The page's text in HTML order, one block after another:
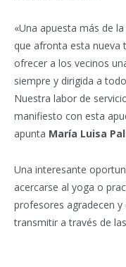
«Una apuesta más de
que afronta esta nueva
ofrecer a los vecinos
siempre y dirigida a
Nuestra labor de
manifiesto con esta
apunta María Luisa
Una interesante
acercarse al yoga o
profesores agradecen
transmitir a través de